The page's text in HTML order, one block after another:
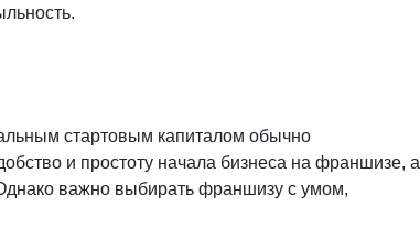
стартовым капиталом обычно
и простоту начала бизнеса на франшизе, а
важно выбирать франшизу с умом,